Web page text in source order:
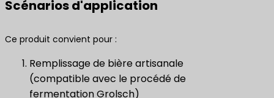
Scénarios d'application
Ce produit convient pour :
Remplissage de bière artisanale
(compatible avec le procédé de
fermentation Grolsch)